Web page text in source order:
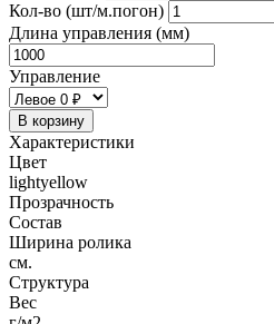
Кол-во (шт/м.погон)
Длина управления (мм)
Управление
В корзину
Характеристики
Цвет
lightyellow
Прозрачность
Состав
Ширина ролика
см.
Структура
Вес